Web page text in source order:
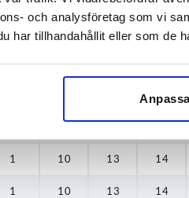
och analysföretag som vi
har tillhandahållit eller som de
9 11 11,5
0 10 13 14
14
1 10 13 14
1 10 13 14